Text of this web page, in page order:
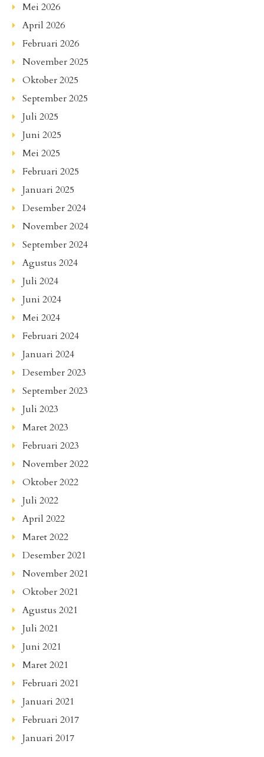
Mei 2026
April 2026
Februari 2026
November 2025
Oktober 2025
September 2025
Juli 2025
Juni 2025
Mei 2025
Februari 2025
Januari 2025
Desember 2024
November 2024
September 2024
Agustus 2024
Juli 2024
Juni 2024
Mei 2024
Februari 2024
Januari 2024
Desember 2023
September 2023
Juli 2023
Maret 2023
Februari 2023
November 2022
Oktober 2022
Juli 2022
April 2022
Maret 2022
Desember 2021
November 2021
Oktober 2021
Agustus 2021
Juli 2021
Juni 2021
Maret 2021
Februari 2021
Januari 2021
Februari 2017
Januari 2017